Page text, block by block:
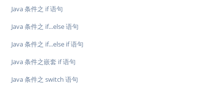
Java 条件之 if 语句
Java 条件之 if...else 语句
Java 条件之 if...else if 语句
Java 条件之嵌套 if 语句
Java 条件之 switch 语句